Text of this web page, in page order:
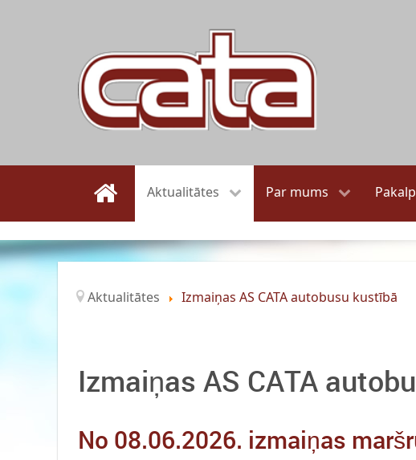
Aktualitātes Par mums
Aktualitātes Izmaiņas AS CATA autobusu kustībā
Izmaiņas AS CATA
No 08.06.2026. izmaiņas